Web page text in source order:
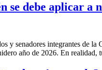
se debe aplicar a
integrantes de la
año de 2026. En